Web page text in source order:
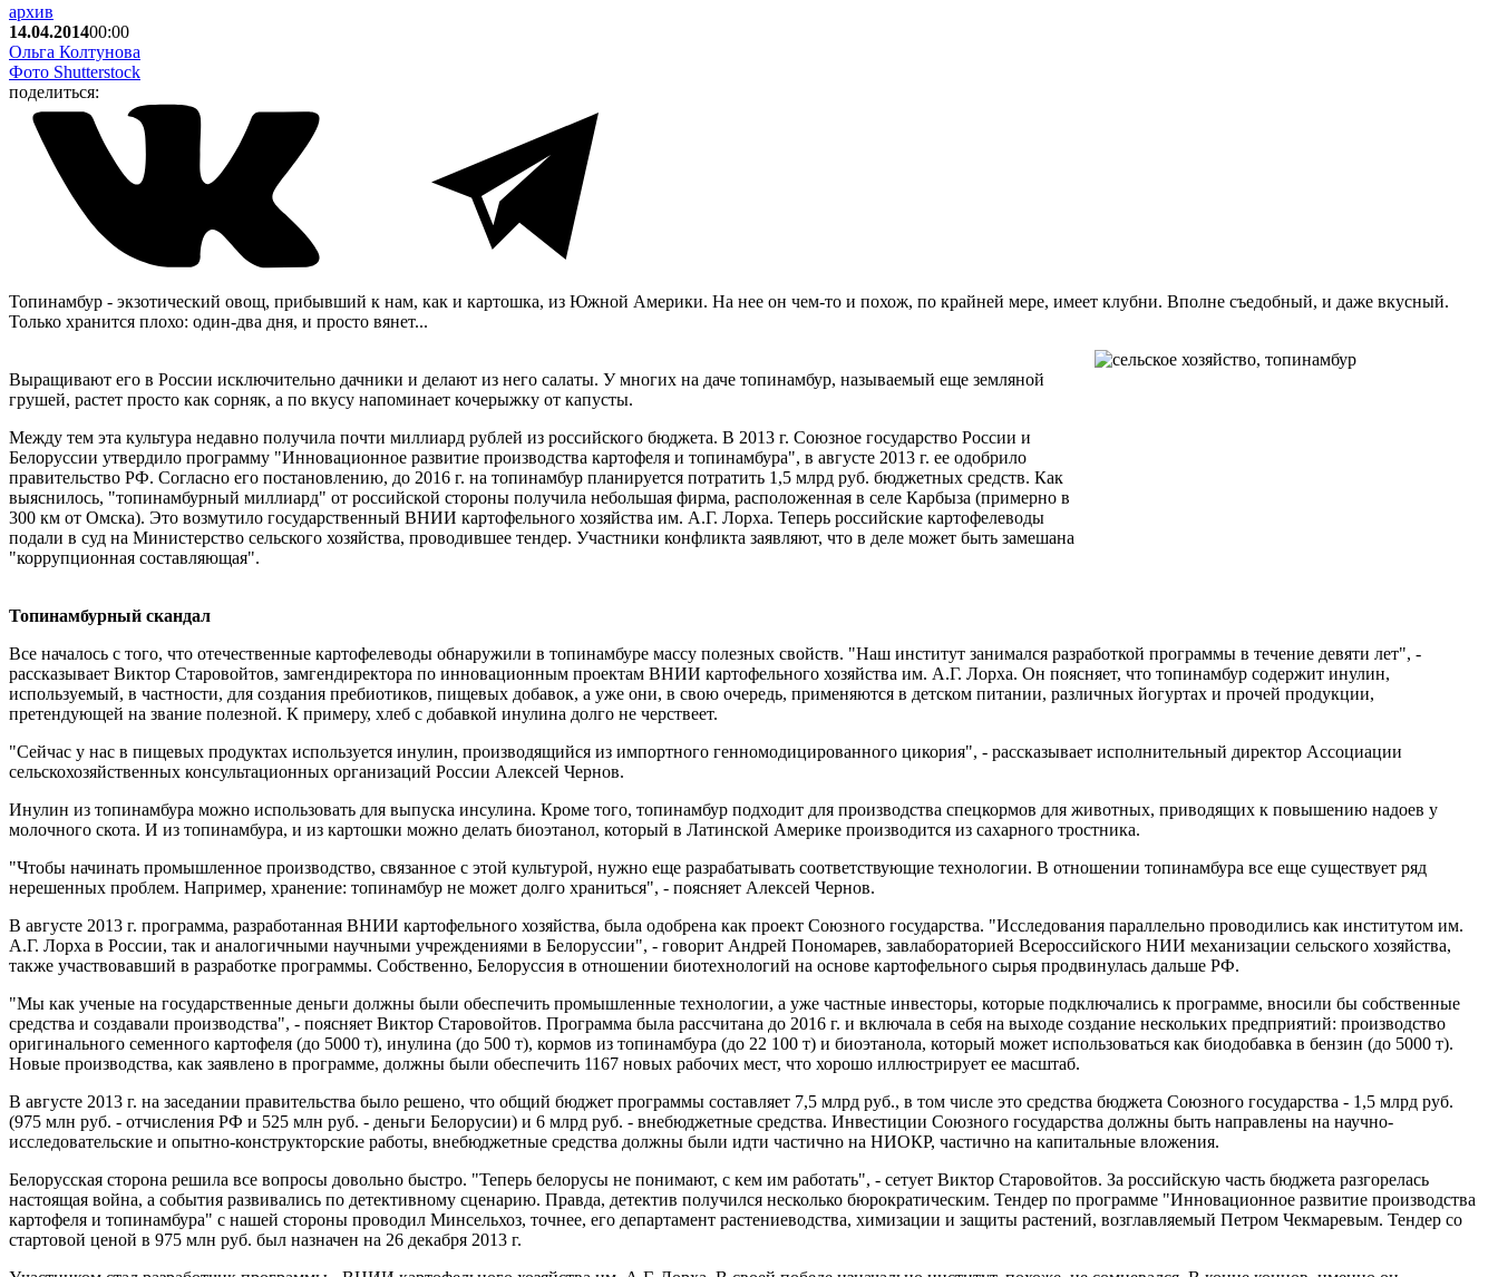
архив
14.04.201400:00
Ольга Колтунова
Фото Shutterstock
поделиться:
Топинамбур - экзотический овощ, прибывший к нам, как и картошка, из Южной Америки. На нее он чем-то и похож, по крайней мере, имеет клубни. Вполне съедобный, и даже вкусный.
Только хранится плохо: один-два дня, и просто вянет...
Выращивают его в России исключительно дачники и делают из него салаты. У многих на даче топинамбур, называемый еще земляной
грушей, растет просто как сорняк, а по вкусу напоминает кочерыжку от капусты.
Между тем эта культура недавно получила почти миллиард рублей из российского бюджета. В 2013 г. Союзное государство России и
Белоруссии утвердило программу "Инновационное развитие производства картофеля и топинамбура", в августе 2013 г. ее одобрило
правительство РФ. Согласно его постановлению, до 2016 г. на топинамбур планируется потратить 1,5 млрд руб. бюджетных средств. Как
выяснилось, "топинамбурный миллиард" от российской стороны получила небольшая фирма, расположенная в селе Карбыза (примерно в
300 км от Омска). Это возмутило государственный ВНИИ картофельного хозяйства им. А.Г. Лорха. Теперь российские картофелеводы
подали в суд на Министерство сельского хозяйства, проводившее тендер. Участники конфликта заявляют, что в деле может быть замешана
"коррупционная составляющая".
Топинамбурный скандал
Все началось с того, что отечественные картофелеводы обнаружили в топинамбуре массу полезных свойств. "Наш институт занимался разработкой программы в течение девяти лет", -
рассказывает Виктор Старовойтов, замгендиректора по инновационным проектам ВНИИ картофельного хозяйства им. А.Г. Лорха. Он поясняет, что топинамбур содержит инулин,
используемый, в частности, для создания пребиотиков, пищевых добавок, а уже они, в свою очередь, применяются в детском питании, различных йогуртах и прочей продукции,
претендующей на звание полезной. К примеру, хлеб с добавкой инулина долго не черствеет.
"Сейчас у нас в пищевых продуктах используется инулин, производящийся из импортного генномодицированного цикория", - рассказывает исполнительный директор Ассоциации
сельскохозяйственных консультационных организаций России Алексей Чернов.
Инулин из топинамбура можно использовать для выпуска инсулина. Кроме того, топинамбур подходит для производства спецкормов для животных, приводящих к повышению надоев у
молочного скота. И из топинамбура, и из картошки можно делать биоэтанол, который в Латинской Америке производится из сахарного тростника.
"Чтобы начинать промышленное производство, связанное с этой культурой, нужно еще разрабатывать соответствующие технологии. В отношении топинамбура все еще существует ряд
нерешенных проблем. Например, хранение: топинамбур не может долго храниться", - поясняет Алексей Чернов.
В августе 2013 г. программа, разработанная ВНИИ картофельного хозяйства, была одобрена как проект Союзного государства. "Исследования параллельно проводились как институтом им.
А.Г. Лорха в России, так и аналогичными научными учреждениями в Белоруссии", - говорит Андрей Пономарев, завлабораторией Всероссийского НИИ механизации сельского хозяйства,
также участвовавший в разработке программы. Собственно, Белоруссия в отношении биотехнологий на основе картофельного сырья продвинулась дальше РФ.
"Мы как ученые на государственные деньги должны были обеспечить промышленные технологии, а уже частные инвесторы, которые подключались к программе, вносили бы собственные
средства и создавали производства", - поясняет Виктор Старовойтов. Программа была рассчитана до 2016 г. и включала в себя на выходе создание нескольких предприятий: производство
оригинального семенного картофеля (до 5000 т), инулина (до 500 т), кормов из топинамбура (до 22 100 т) и биоэтанола, который может использоваться как биодобавка в бензин (до 5000 т).
Новые производства, как заявлено в программе, должны были обеспечить 1167 новых рабочих мест, что хорошо иллюстрирует ее масштаб.
В августе 2013 г. на заседании правительства было решено, что общий бюджет программы составляет 7,5 млрд руб., в том числе это средства бюджета Союзного государства - 1,5 млрд руб.
(975 млн руб. - отчисления РФ и 525 млн руб. - деньги Белорусии) и 6 млрд руб. - внебюджетные средства. Инвестиции Союзного государства должны быть направлены на научно-
исследовательские и опытно-конструкторские работы, внебюджетные средства должны были идти частично на НИОКР, частично на капитальные вложения.
Белорусская сторона решила все вопросы довольно быстро. "Теперь белорусы не понимают, с кем им работать", - сетует Виктор Старовойтов. За российскую часть бюджета разгорелась
настоящая война, а события развивались по детективному сценарию. Правда, детектив получился несколько бюрократическим. Тендер по программе "Инновационное развитие производства
картофеля и топинамбура" с нашей стороны проводил Минсельхоз, точнее, его департамент растениеводства, химизации и защиты растений, возглавляемый Петром Чекмаревым. Тендер со
стартовой ценой в 975 млн руб. был назначен на 26 декабря 2013 г.